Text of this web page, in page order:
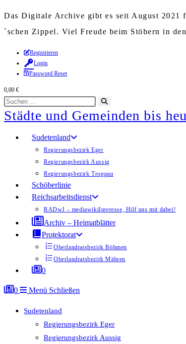
Das Digitale Archive gibt es seit August 2021
`schen Zippel. Viel Freude beim Stöbern in
Zum
Inhalt
springen
Registrieren
Login
Password Reset
0,00 €
Diese
Website
durchsuchen
starten
Städte und Gemeinden bis
Sudetenland
Regierungsbezirk Eger
Regierungsbezirk Aussig
Regierungsbezirk Troppau
Schöberlinie
Reichsarbeitsdienst
RADwJ – mediawikiInteresse, Hilf uns mit dabei!
Archiv – Heimatblätter
Protektorat
Oberlandratsbezirk Böhmen
Oberlandratsbezirk Mähren
0
0 Menü Schließen
Sudetenland
Regierungsbezirk Eger
Regierungsbezirk Aussig